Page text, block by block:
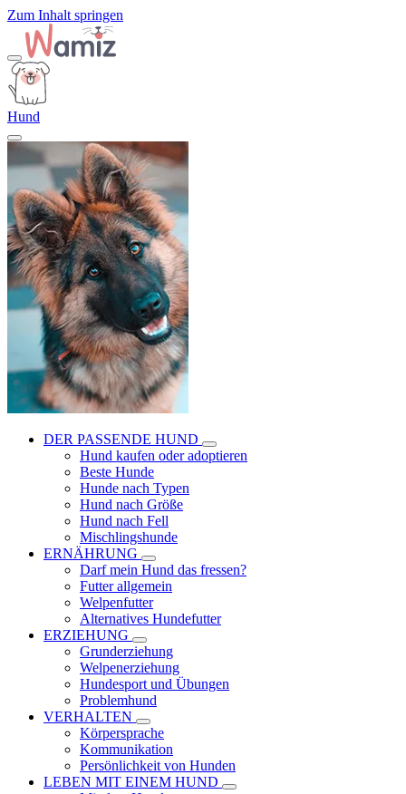
Zum Inhalt springen
Hund
DER PASSENDE HUND
Hund kaufen oder adoptieren
Beste Hunde
Hunde nach Typen
Hund nach Größe
Hund nach Fell
Mischlingshunde
ERNÄHRUNG
Darf mein Hund das fressen?
Futter allgemein
Welpenfutter
Alternatives Hundefutter
ERZIEHUNG
Grunderziehung
Welpenerziehung
Hundesport und Übungen
Problemhund
VERHALTEN
Körpersprache
Kommunikation
Persönlichkeit von Hunden
LEBEN MIT EINEM HUND